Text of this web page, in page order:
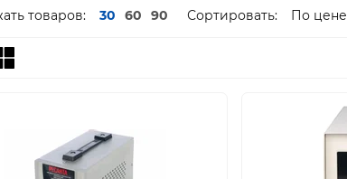
товаров: 30 60 90 Сортировать: По цене